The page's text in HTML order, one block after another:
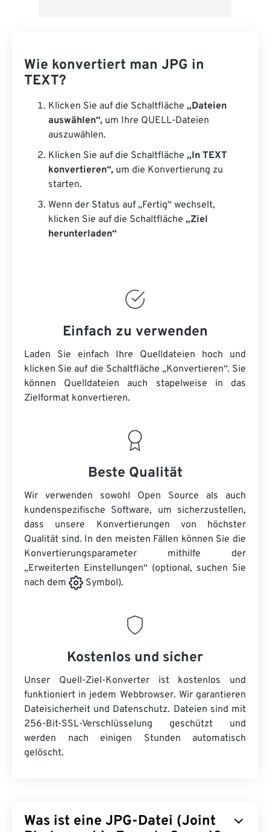
Wie konvertiert man JPG in
TEXT?
Klicken Sie auf die Schaltfläche „Dateien
auswählen“, um Ihre QUELL-Dateien
auszuwählen.
Klicken Sie auf die Schaltfläche „In TEXT
konvertieren“, um die Konvertierung zu
starten.
Wenn der Status auf „Fertig“ wechselt,
klicken Sie auf die Schaltfläche „Ziel
herunterladen“
Einfach zu verwenden
Laden Sie einfach Ihre Quelldateien hoch und
klicken Sie auf die Schaltfläche „Konvertieren“. Sie
können Quelldateien auch stapelweise in das
Zielformat konvertieren.
Beste Qualität
Wir verwenden sowohl Open Source als auch
kundenspezifische Software, um sicherzustellen,
dass unsere Konvertierungen von höchster
Qualität sind. In den meisten Fällen können Sie die
Konvertierungsparameter mithilfe der
„Erweiterten Einstellungen“ (optional, suchen Sie
nach dem
Symbol).
Kostenlos und sicher
Unser Quell-Ziel-Konverter ist kostenlos und
funktioniert in jedem Webbrowser. Wir garantieren
Dateisicherheit und Datenschutz. Dateien sind mit
256-Bit-SSL-Verschlüsselung geschützt und
werden nach einigen Stunden automatisch
gelöscht.
Was ist eine JPG-Datei (Joint